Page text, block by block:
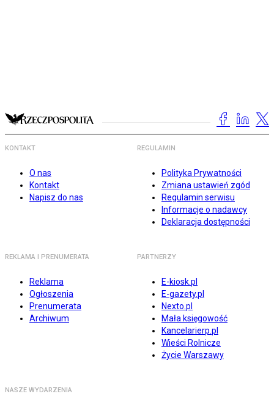
KONTAKT
O nas
Kontakt
Napisz do nas
REGULAMIN
Polityka Prywatności
Zmiana ustawień zgód
Regulamin serwisu
Informacje o nadawcy
Deklaracja dostępności
REKLAMA I PRENUMERATA
Reklama
Ogłoszenia
Prenumerata
Archiwum
PARTNERZY
E-kiosk.pl
E-gazety.pl
Nexto.pl
Mała księgowość
Kancelarierp.pl
Wieści Rolnicze
Życie Warszawy
NASZE WYDARZENIA